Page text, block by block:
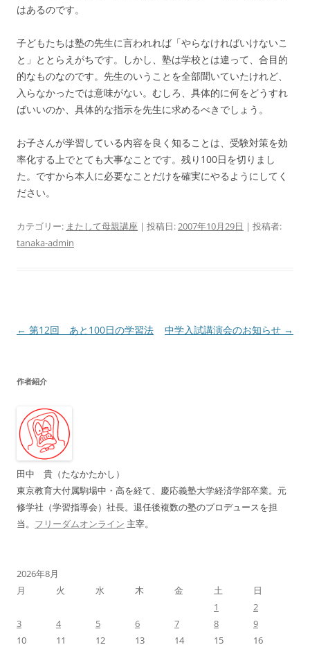
はあるのです。
子どもたちは塾の先生に言われれば「やらなければいけないこ
と」ととらえがちです。しかし、塾は学校とは違って、合目的
的なものなのです。先生のいうことを全部聞いていたけれど、
入らなかったでは意味がない。むしろ、具体的に何をどうすれ
ばいいのか、具体的な指示を先生に求めるべきでしょう。
お子さんが学習している内容を良く知ることは、受験対策を効
率化する上でとても大事なことです。残り100日を切りまし
た。ですから本人に必要なことだけを確実にやるようにしてく
ださい。
カテゴリー: またして母親講座 | 投稿日:2007年10月29日 | 投稿者:
tanaka-admin
投
ビ
ー
シ
ョ
ン
← 第12回 あと100日の学習法 中学入試講演会のお知らせ →
作者紹介
田中 貴（たなかたかし）
東京教育大付属駒場中・高を経て、慶応義塾大学経済学部卒業。元
修学社（学習指導会）社長。退任後複数の塾のプロデュースを担
当。 フリーダムオンライン 主宰。
2026年8月
月
火 水 木 金 土
日
1
2
3
4 5 6 7 8
9
10
11 12 13 14 15 16